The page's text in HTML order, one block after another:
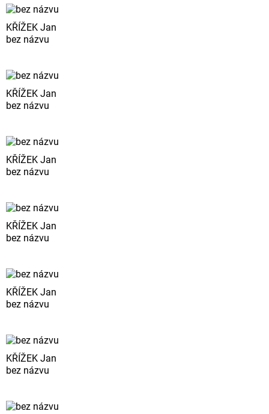
KŘÍŽEK Jan
bez názvu
KŘÍŽEK Jan
bez názvu
KŘÍŽEK Jan
bez názvu
KŘÍŽEK Jan
bez názvu
KŘÍŽEK Jan
bez názvu
KŘÍŽEK Jan
bez názvu